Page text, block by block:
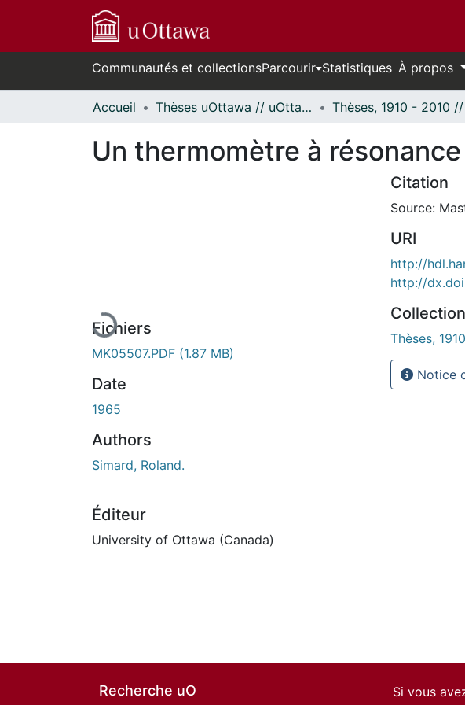
Communautés et collectionsParcourir Statistiques À propos
Accueil Thèses uOttawa // uOttawa Theses
Un thermomètre à
Fichiers
MK05507.PDF (1.87 MB)
Date
1965
Authors
Simard, Roland.
Éditeur
University of Ottawa (Canada)
Citation
Source:
URI
http://
http://
Thèses,
Notice
Recherche uO
Si vous